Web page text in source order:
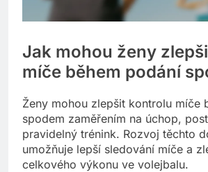
Jak mohou ženy
míče během podání
Ženy mohou zlepšit kontrolu míče
spodem zaměřením na úchop,
pravidelný trénink. Rozvoj těchto
umožňuje lepší sledování míče a
celkového výkonu ve volejbalu.